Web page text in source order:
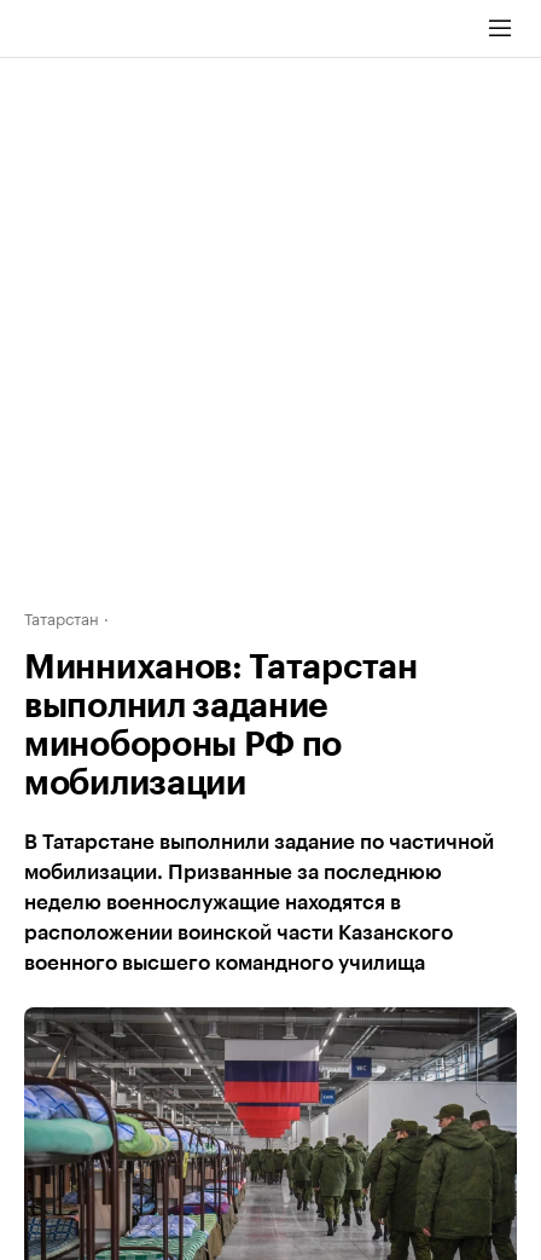
Татарстан
Минниханов: Татарстан
выполнил задание
минобороны РФ по
мобилизации
В Татарстане выполнили задание по частичной
мобилизации. Призванные за последнюю
неделю военнослужащие находятся в
расположении воинской части Казанского
военного высшего командного училища